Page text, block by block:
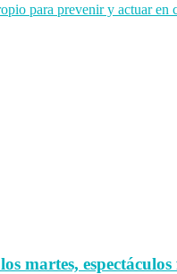
para prevenir y actuar en